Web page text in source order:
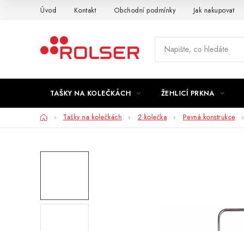
Úvod Kontakt Obchodní podmínky Jak nakupovat
TAŠKY NA KOLEČKÁCH ŽEHLICÍ PRKNA
DomůTašky na kolečkách 2 kolečka Pevná konstrukce